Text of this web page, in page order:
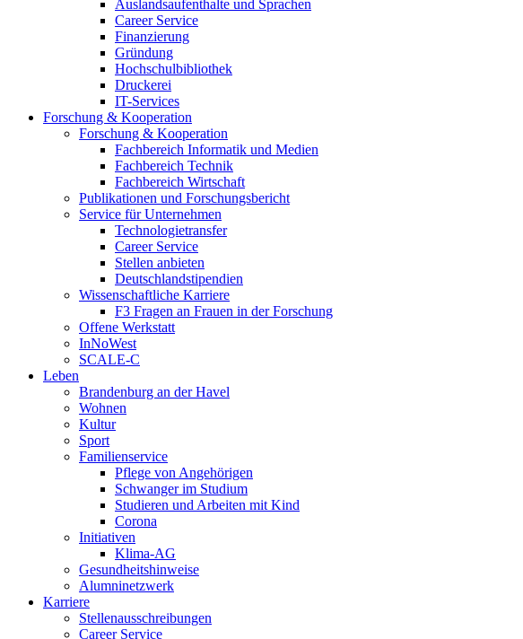
Auslandsaufenthalte und Sprachen
Career Service
Finanzierung
Gründung
Hochschulbibliothek
Druckerei
IT-Services
Forschung & Kooperation
Forschung & Kooperation
Fachbereich Informatik und Medien
Fachbereich Technik
Fachbereich Wirtschaft
Publikationen und Forschungsbericht
Service für Unternehmen
Technologietransfer
Career Service
Stellen anbieten
Deutschlandstipendien
Wissenschaftliche Karriere
F3 Fragen an Frauen in der Forschung
Offene Werkstatt
InNoWest
SCALE-C
Leben
Brandenburg an der Havel
Wohnen
Kultur
Sport
Familienservice
Pflege von Angehörigen
Schwanger im Studium
Studieren und Arbeiten mit Kind
Corona
Initiativen
Klima-AG
Gesundheitshinweise
Alumninetzwerk
Karriere
Stellenausschreibungen
Career Service